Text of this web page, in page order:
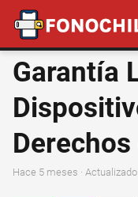
Garantía
hace 5 meses ·